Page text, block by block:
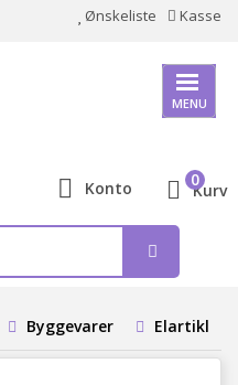
Ønskeliste Kasse
MENU
Konto Kurv
0
Byggevarer Elartikler